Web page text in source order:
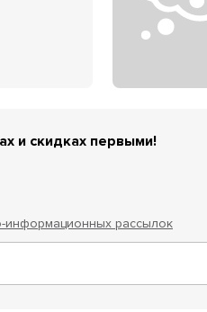
и скидках первыми!
информационных рассылок